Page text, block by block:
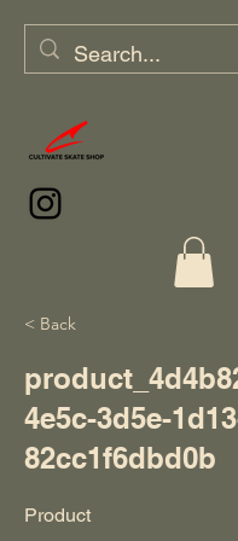
< Back
4e5c-3d5e-
82cc1f6dbd0b
Product